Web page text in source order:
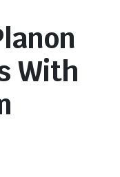
With